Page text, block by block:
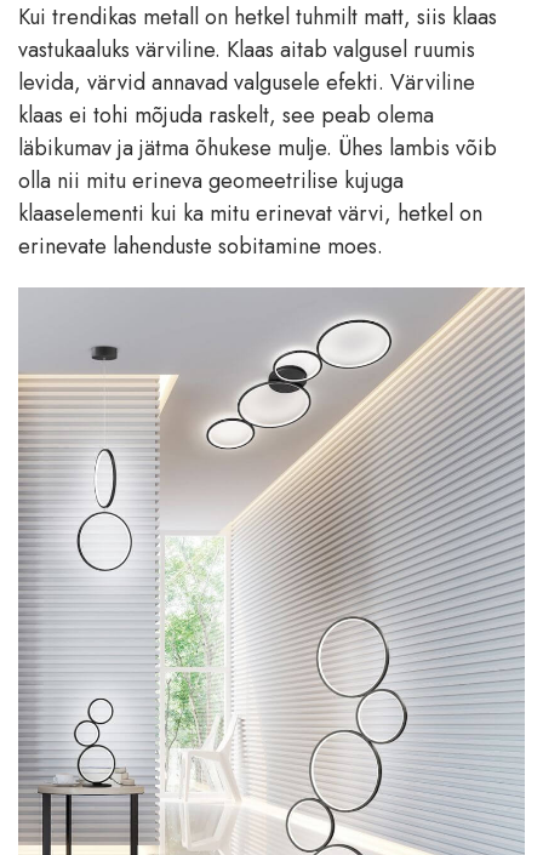
Kui trendikas metall on hetkel tuhmilt matt, siis klaas
vastukaaluks värviline. Klaas aitab valgusel ruumis
levida, värvid annavad valgusele efekti. Värviline
klaas ei tohi mõjuda raskelt, see peab olema
läbikumav ja jätma õhukese mulje. Ühes lambis võib
olla nii mitu erineva geomeetrilise kujuga
klaaselementi kui ka mitu erinevat värvi, hetkel on
erinevate lahenduste sobitamine moes.